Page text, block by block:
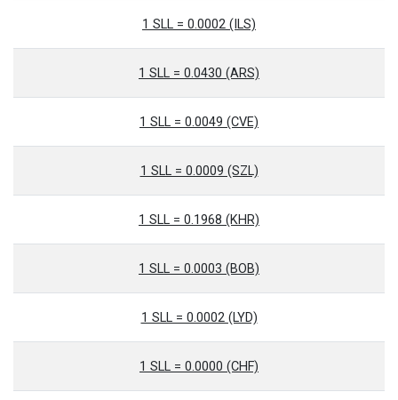
1 SLL = 0.0002 (ILS)
1 SLL = 0.0430 (ARS)
1 SLL = 0.0049 (CVE)
1 SLL = 0.0009 (SZL)
1 SLL = 0.1968 (KHR)
1 SLL = 0.0003 (BOB)
1 SLL = 0.0002 (LYD)
1 SLL = 0.0000 (CHF)